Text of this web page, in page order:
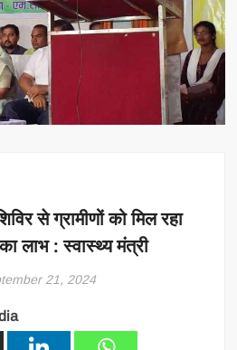
से ग्रामीणों को मिल रहा
लाभ : स्वास्थ्य मंत्री
21, 2024